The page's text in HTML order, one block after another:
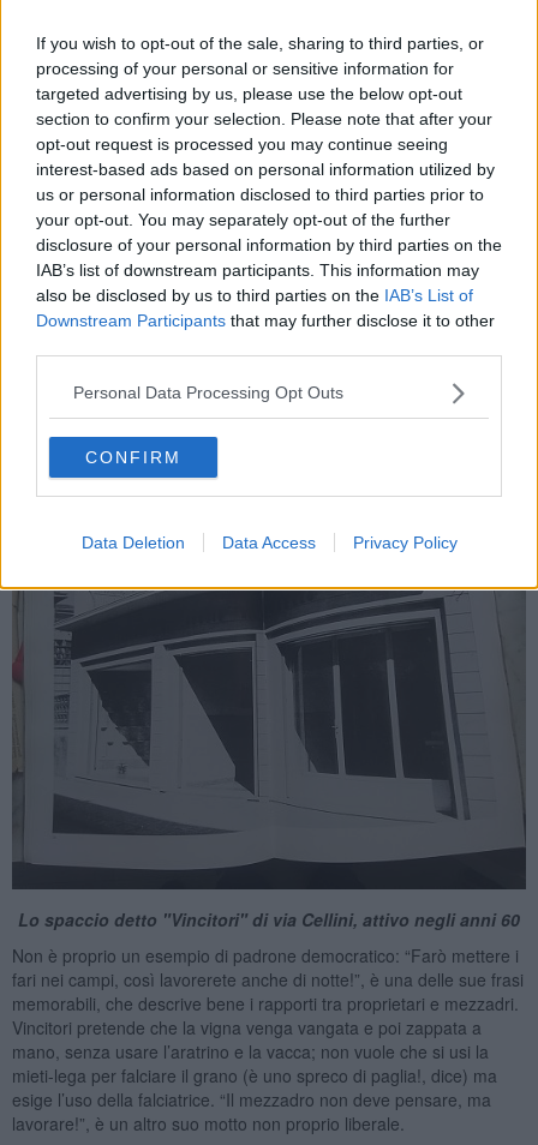
If you wish to opt-out of the sale, sharing to third parties, or
processing of your personal or sensitive information for
targeted advertising by us, please use the below opt-out
section to confirm your selection. Please note that after your
opt-out request is processed you may continue seeing
interest-based ads based on personal information utilized by
us or personal information disclosed to third parties prior to
your opt-out. You may separately opt-out of the further
disclosure of your personal information by third parties on the
IAB’s list of downstream participants. This information may
also be disclosed by us to third parties on the IAB’s List of
Downstream Participants that may further disclose it to other
Personal Data Processing Opt Outs
CONFIRM
Data Deletion Data Access Privacy Policy
tempo meccanizzata e non si ricorre solo al lavoro della famiglia
colonica residente ma anche a manodopera salariata aggiuntiva.
La mezzadria si va a inserire in un territorio fortemente
industrializzato e la costruzione della ferrovia Cornia - Piombino è
utilissima per portare i prodotti agricoli verso la città.
Sono incentivate le produzioni destinate al mercato (sia livornese
che piombinese), tra queste cereali e legname, ma anche
coltivazioni industriali come barbabietole da zucchero e tabacco (si
veda l’edificio chiamato tabaccaia), il grano e il lino, il conservificio e
la fabbrica di pomodoro (attiva nel dopoguerra, operante fino agli
anni Sessanta). Nei primi decenni del secolo XX la fattoria conta
circa 900 ettari, ogni podere ha la sua vigna ma non si produce
olio. Testimonianze narrano che la gestione Parodi - Delfino sia la
migliore di tutto il Novecento, al punto che la fattoria si fregia del
titolo di azienda modello. Narciso Vincitori è uno degli uomini storici
a capo dell’azienda, ricordo il suo nome legato a uno spaccio
alimentare con sede in via Cellini, a Piombino, nei primi anni
Sessanta.
Lo spaccio detto "Vincitori" di via Cellini, attivo negli anni 60
Non è proprio un esempio di padrone democratico: “Farò mettere i
fari nei campi, così lavorerete anche di notte!”, è una delle sue frasi
memorabili, che descrive bene i rapporti tra proprietari e mezzadri.
Vincitori pretende che la vigna venga vangata e poi zappata a
mano, senza usare l’aratrino e la vacca; non vuole che si usi la
mieti-lega per falciare il grano (è uno spreco di paglia!, dice) ma
esige l’uso della falciatrice. “Il mezzadro non deve pensare, ma
lavorare!”, è un altro suo motto non proprio liberale.